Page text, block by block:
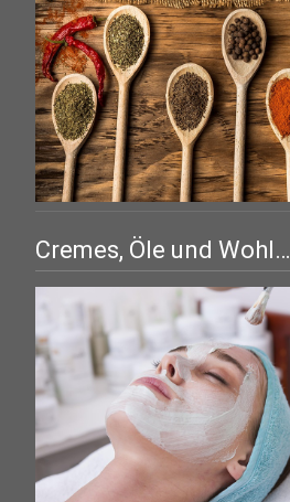
Cremes, Öle und Wohl…